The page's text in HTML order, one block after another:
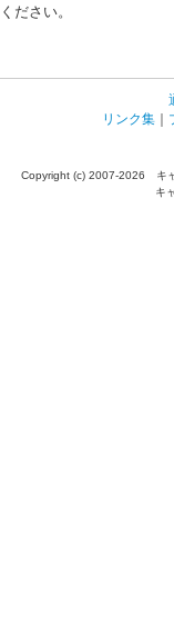
ください。
リンク集 ｜
Copyright (c) 2007-2026 キャ
キ